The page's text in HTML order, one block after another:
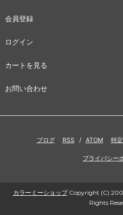
会員登録
ログイン
カートを見る
お問い合わせ
ブログ RSS / ATOM 特
プライバシー
カラーミーショップCopyright (C)
Rights